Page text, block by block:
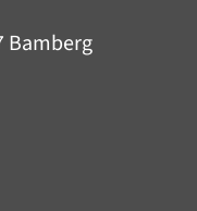
Bamberg